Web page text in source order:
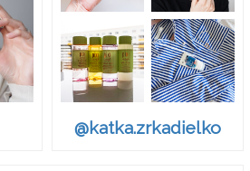
@katka.zrkadielko